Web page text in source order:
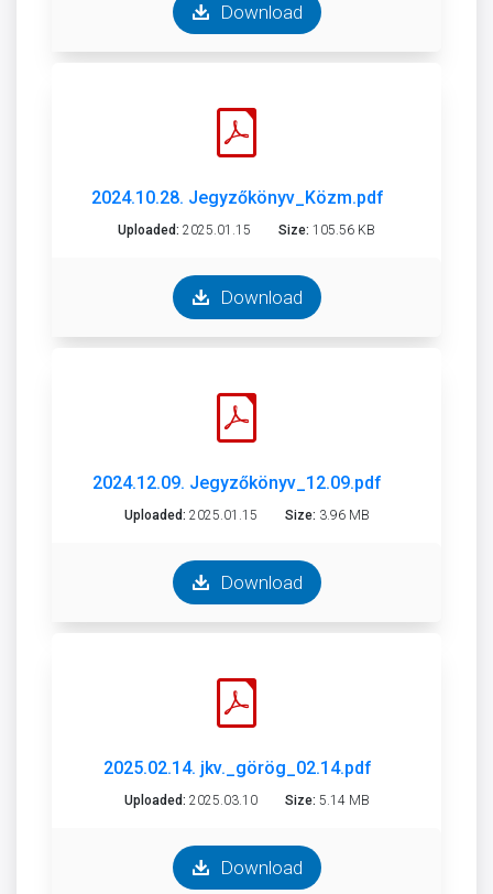
Download
2024.10.28. Jegyzőkönyv_Közm.pdf
Uploaded: 2025.01.15 Size: 105.56 KB
Download
2024.12.09. Jegyzőkönyv_12.09.pdf
Uploaded: 2025.01.15 Size: 3.96 MB
Download
2025.02.14. jkv._görög_02.14.pdf
Uploaded: 2025.03.10 Size: 5.14 MB
Download